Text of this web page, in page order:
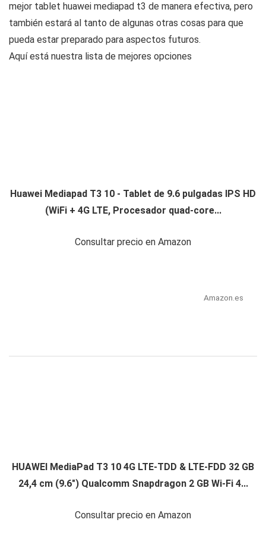
mejor tablet huawei mediapad t3 de manera efectiva, pero
también estará al tanto de algunas otras cosas para que
pueda estar preparado para aspectos futuros.
Aquí está nuestra lista de mejores opciones
Huawei Mediapad T3 10 - Tablet de 9.6 pulgadas IPS HD
(WiFi + 4G LTE, Procesador quad-core...
Consultar precio en Amazon
Amazon.es
HUAWEI MediaPad T3 10 4G LTE-TDD & LTE-FDD 32 GB
24,4 cm (9.6") Qualcomm Snapdragon 2 GB Wi-Fi 4...
Consultar precio en Amazon